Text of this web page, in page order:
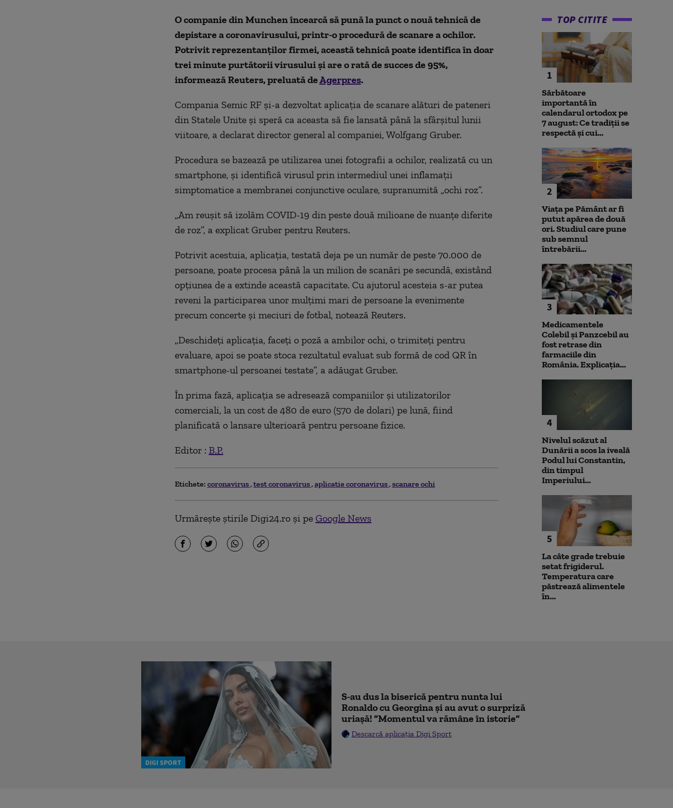
O companie din Munchen încearcă să pună la punct o nouă tehnică de
depistare a coronavirusului, printr-o procedură de scanare a ochilor.
Potrivit reprezentanţilor firmei, această tehnică poate identifica în doar
trei minute purtătorii virusului şi are o rată de succes de 95%,
informează Reuters, preluată deAgerpres.
Compania Semic RF şi-a dezvoltat aplicaţia de scanare alături de pateneri
din Statele Unite şi speră ca aceasta să fie lansată până la sfârşitul lunii
viitoare, a declarat director general al companiei, Wolfgang Gruber.
Procedura se bazează pe utilizarea unei fotografii a ochilor, realizată cu un
smartphone, şi identifică virusul prin intermediul unei inflamaţii
simptomatice a membranei conjunctive oculare, supranumită „ochi roz”.
„Am reuşit să izolăm COVID-19 din peste două milioane de nuanţe diferite
de roz”, a explicat Gruber pentru Reuters.
Potrivit acestuia, aplicaţia, testată deja pe un număr de peste 70.000 de
persoane, poate procesa până la un milion de scanări pe secundă, existând
opţiunea de a extinde această capacitate. Cu ajutorul acesteia s-ar putea
reveni la participarea unor mulţimi mari de persoane la evenimente
precum concerte şi meciuri de fotbal, notează Reuters.
„Deschideţi aplicaţia, faceţi o poză a ambilor ochi, o trimiteţi pentru
evaluare, apoi se poate stoca rezultatul evaluat sub formă de cod QR în
smartphone-ul persoanei testate”, a adăugat Gruber.
În prima fază, aplicaţia se adresează companiilor şi utilizatorilor
comerciali, la un cost de 480 de euro (570 de dolari) pe lună, fiind
planificată o lansare ulterioară pentru persoane fizice.
Editor : B.P.
Etichete: coronavirus test coronavirus aplicatie coronavirus scanare ochi
Urmărește știrile Digi24.ro și pe Google News
TOP CITITE
1
Sărbătoare
importantă în
calendarul ortodox pe
7 august: Ce tradiții se
respectă și cui...
2
Viața pe Pământ ar fi
putut apărea de două
ori. Studiul care pune
sub semnul
întrebării...
3
Medicamentele
Colebil și Panzcebil au
fost retrase din
farmaciile din
România. Explicația...
4
Nivelul scăzut al
Dunării a scos la iveală
Podul lui Constantin,
din timpul
Imperiului...
5
La câte grade trebuie
setat frigiderul.
Temperatura care
păstrează alimentele
în...
DIGI SPORT
S-au dus la biserică pentru nunta lui
Ronaldo cu Georgina și au avut o surpriză
uriașă! ”Momentul va rămâne în istorie”
Descarcă aplicația Digi Sport